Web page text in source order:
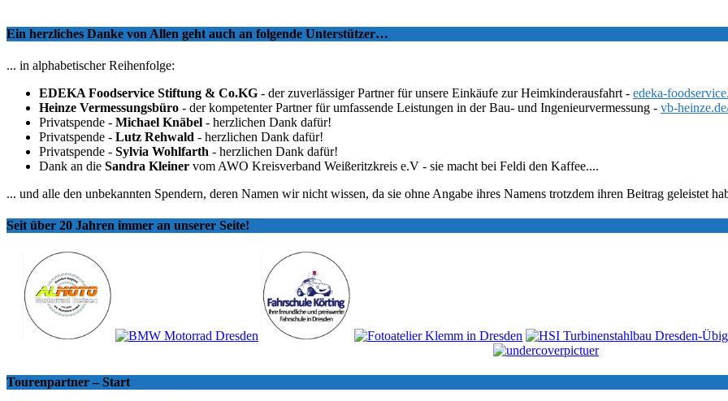
Ein herzliches Danke von Allen geht auch an folgende Unterstützer…
... in alphabetischer Reihenfolge:
EDEKA Foodservice Stiftung & Co.KG - der zuverlässiger Partner für unsere Einkäufe zur Heimkinderausfahrt - edeka-
Heinze Vermessungsbüro - der kompetenter Partner für umfassende Leistungen in der Bau- und Ingenieurvermessung - vb-
Privatspende - Michael Knäbel - herzlichen Dank dafür!
Privatspende - Lutz Rehwald - herzlichen Dank dafür!
Privatspende - Sylvia Wohlfarth - herzlichen Dank dafür!
Dank an die Sandra Kleiner vom AWO Kreisverband Weißeritzkreis e.V - sie macht bei Feldi den Kaffee....
... und alle den unbekannten Spendern, deren Namen wir nicht wissen, da sie ohne Angabe ihres Namens trotzdem ihren Beitrag geleistet
Seit über 20 Jahren immer an unserer Seite!
Tourenpartner – Start